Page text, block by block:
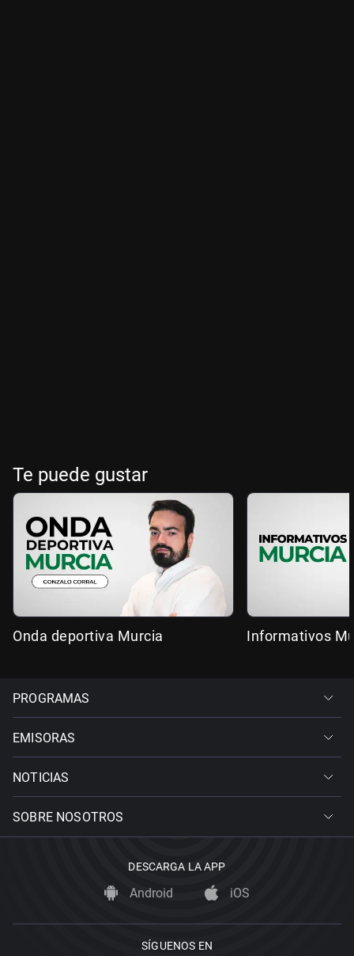
Te puede gustar
Onda deportiva Murcia Informativos
PROGRAMAS
EMISORAS
NOTICIAS
SOBRE NOSOTROS
DESCARGA LA APP
Android iOS
SÍGUENOS EN